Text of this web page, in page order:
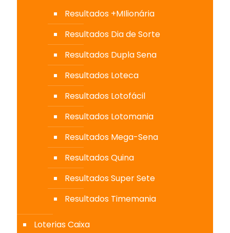
Resultados +MIlionária
Resultados Dia de Sorte
Resultados Dupla Sena
Resultados Loteca
Resultados Lotofácil
Resultados Lotomania
Resultados Mega-Sena
Resultados Quina
Resultados Super Sete
Resultados Timemania
Loterias Caixa